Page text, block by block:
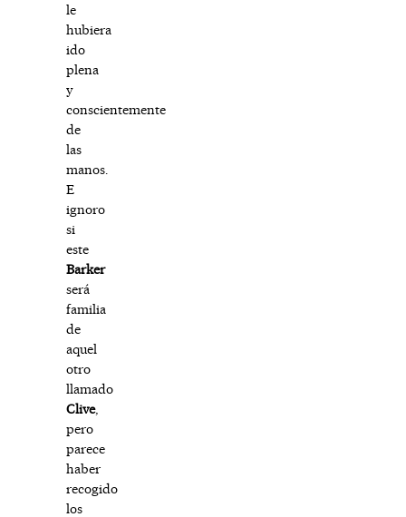
le
hubiera
ido
plena
y
conscientemente
de
las
manos.
E
ignoro
si
este
Barker
será
familia
de
aquel
otro
llamado
Clive,
pero
parece
haber
recogido
los